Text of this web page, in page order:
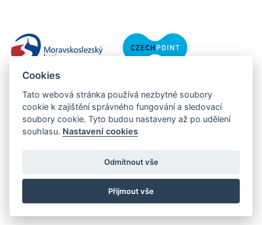
Copyright © 2013 - 2026 Městský úřad Orlová
Cookies
Tato webová stránka používá nezbytné soubory
cookie k zajištění správného fungování a sledovací
soubory cookie. Tyto budou nastaveny až po udělení
souhlasu. Nastavení cookies
Odmítnout vše
Přijmout vše